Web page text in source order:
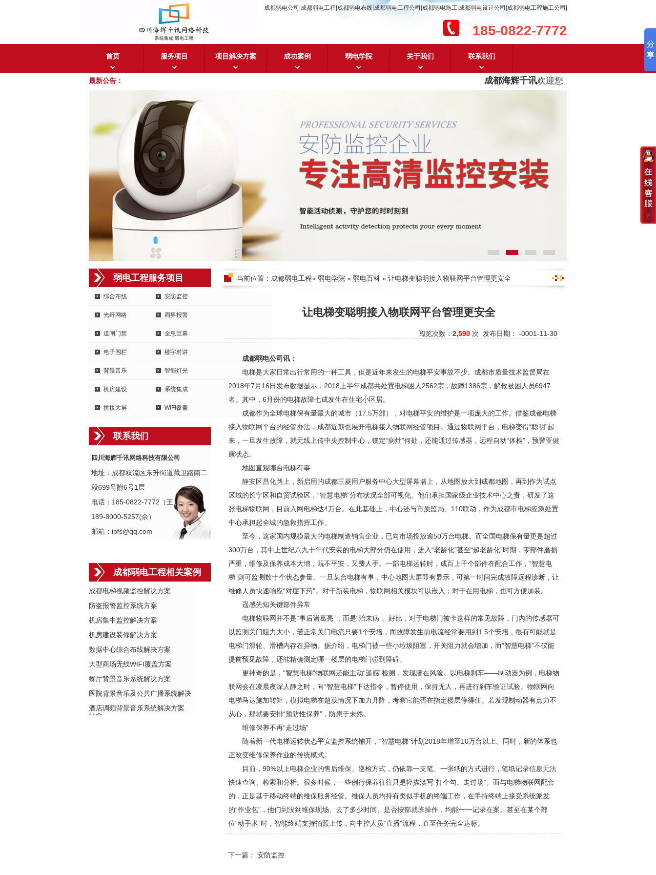
成都弱电公司|成都弱电工程|成都弱电布线|成都弱电工程公司|成都弱电施工|成都弱电设计公司|成都弱电工程施工公司|
185-0822-7772
首页 服务项目 项目解决方案 成功案例 弱电学院 关于我们 联系我们
最新公告： 成都海辉千讯欢迎您！成都弱电工程设计及成
弱电工程服务项目
综合布线 安防监控
光纤网络 周界报警
道闸门禁 全息巨幕
电子围栏 楼宇对讲
背景音乐 智能灯光
机房建设 系统集成
拼接大屏 WIFI覆盖
联系我们
四川海辉千讯网络科技有限公司
地址：成都双流区东升街道藏卫路南二
段699号附6号1层
电话：185-0822-7772（王）
189-8000-5257(佘）
邮箱：ibfs@qq.com
成都弱电工程相关案例
成都电梯视频监控解决方案
防盗报警监控系统方案
机房集中监控解决方案
机房建设装修解决方案
数据中心综合布线解决方案
大型商场无线WIFI覆盖方案
餐厅背景音乐系统解决方案
医院背景音乐及公共广播系统解决
方案
酒店调频背景音乐系统解决方案
当前位置： 成都弱电工程» 弱电学院 » 弱电百科 » 让电梯变聪明接入物联网平台管理更安全
让电梯变聪明接入物联网平台管理更安全
阅览次数： 2,590 次 发布日期： -0001-11-30
成都弱电公司讯：
电梯是大家日常出行常用的一种工具，但是近年来发生的电梯平安事故不少。成都市质量技术监督局在
2018年7月16日发布数据显示，2018上半年成都共处置电梯困人2562宗，故障1386宗，解救被困人员6947
名。其中，6月份的电梯故障七成发生在住宅小区居。
成都作为全球电梯保有量最大的城市（17.5万部），对电梯平安的维护是一项庞大的工作。借鉴成都电梯
接入物联网平台的经管办法，成都近期也展开电梯接入物联网经管项目。通过物联网平台，电梯变得“聪明”起
来，一旦发生故障，就无线上传中央控制中心，锁定“病灶”何处，还能通过传感器，远程自动“体检”，预警亚健
康状态。
地图直观哪台电梯有事
静安区昌化路上，新启用的成都三菱用户服务中心大型屏幕墙上，从地图放大到成都地图，再到作为试点
区域的长宁区和自贸试验区，“智慧电梯”分布状况全部可视化。他们承担国家级企业技术中心之责，研发了这
张电梯物联网，目前入网电梯达4万台。在此基础上，中心还与市质监局、110联动，作为成都市电梯应急处置
中心承担起全城的急救指挥工作。
至今，这家国内规模最大的电梯制造销售企业，已向市场投放逾50万台电梯。而全国电梯保有量更是超过
300万台，其中上世纪八九十年代安装的电梯大部分仍在使用，进入“老龄化”甚至“超老龄化”时期，零部件磨损
严重，维修及保养成本大增，既不平安，又费人手。一部电梯运转时，成百上千个部件在配合工作，“智慧电
梯”则可监测数十个状态参量。一旦某台电梯有事，中心地图大屏即有显示，可第一时间完成故障远程诊断，让
维修人员快速响应“对症下药”。对于新装电梯，物联网相关模块可以嵌入；对于在用电梯，也可方便加装。
遥感先知关键部件异常
电梯物联网并不是“事后诸葛亮”，而是“治未病”。好比，对于电梯门被卡这样的常见故障，门内的传感器可
以监测关门阻力大小，若正常关门电流只要1个安培，而故障发生前电流经常要用到1.5个安培，很有可能就是
电梯门滑轮、滑槽内存在异物。据介绍，电梯门被一些小垃圾阻塞，开关阻力就会增加，而“智慧电梯”不仅能
提前预见故障，还能精确测定哪一楼层的电梯门碰到障碍。
更神奇的是，“智慧电梯”物联网还能主动“遥感”检测，发现潜在风险。以电梯刹车——制动器为例，电梯物
联网会在凌晨夜深人静之时，向“智慧电梯”下达指令，暂停使用，保持无人，再进行刹车验证试验。物联网向
电梯马达施加转矩，模拟电梯在超载情况下加力升降，考察它能否在指定楼层停得住。若发现制动器有点力不
从心，那就要安排“预防性保养”，防患于未然。
维修保养不再“走过场”
随着新一代电梯运转状态平安监控系统铺开，“智慧电梯”计划2018年增至10万台以上。同时，新的体系也
正改变维修保养作业的传统模式。
目前，90%以上电梯企业的售后维保、巡检方式，仍依靠一支笔、一张纸的方式进行，笔纸记录信息无法
快速查询、检索和分析。很多时候，一些例行保养往往只是轻描淡写“打个勾、走过场”。而与电梯物联网配套
的，正是基于移动终端的维保服务经管。维保人员均持有类似手机的终端工作，在手持终端上接受系统派发
的“作业包”，他们到没到维保现场、去了多少时间、是否按部就班操作，均能一一记录在案。甚至在某个部
位“动手术”时，智能终端支持拍照上传，向中控人员“直播”流程，直至任务完全达标。
下一篇： 安防监控